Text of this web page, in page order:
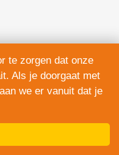
te zorgen dat onze
Als je doorgaat met
we er vanuit dat je